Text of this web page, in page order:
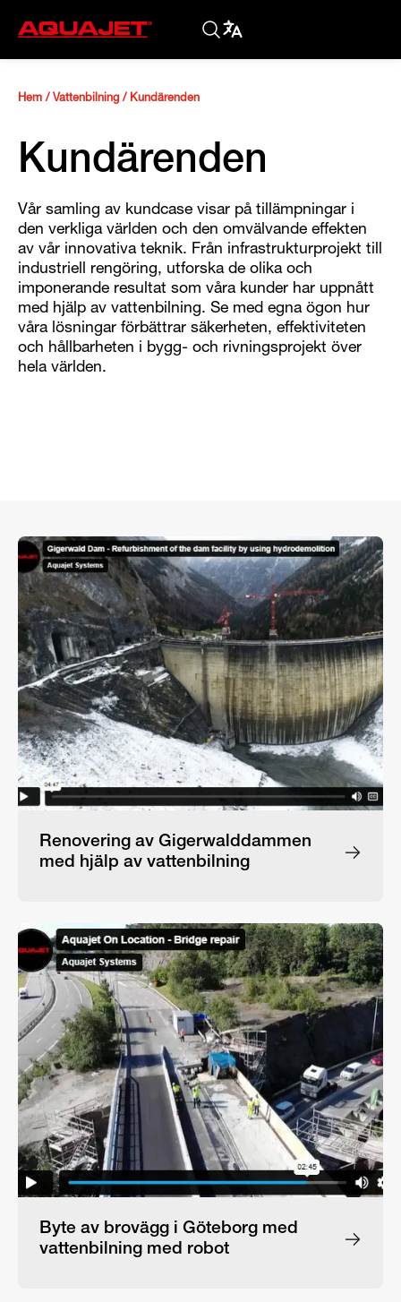
Hem / Vattenbilning / Kundärenden
Kundärenden
Vår samling av kundcase visar på tillämpningar i
den verkliga världen och den omvälvande effekten
av vår innovativa teknik. Från infrastrukturprojekt till
industriell rengöring, utforska de olika och
imponerande resultat som våra kunder har uppnått
med hjälp av vattenbilning. Se med egna ögon hur
våra lösningar förbättrar säkerheten, effektiviteten
och hållbarheten i bygg- och rivningsprojekt över
hela världen.
Renovering av Gigerwalddammen
med hjälp av vattenbilning
Byte av brovägg i Göteborg med
vattenbilning med robot